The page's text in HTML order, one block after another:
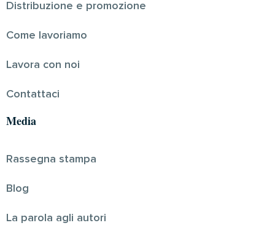
Distribuzione e promozione
Come lavoriamo
Lavora con noi
Contattaci
Media
Rassegna stampa
Blog
La parola agli autori